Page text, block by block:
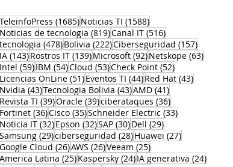
TeleinfoPress (1685)1685 entradas
Noticias TI (1588)1588 entradas
Noticias de tecnologia (819)819 entradas
Canal IT (516)516 entradas
tecnologia (478)478 entradas
Bolivia (222)222 entradas
Ciberseguridad (157)157
IA (143)143 entradas
Rostros IT (139)139 entradas
Microsoft (92)92 entradas
Netskope (63)63
Intel (59)59 entradas
IBM (54)54 entradas
Cloud (53)53 entradas
Check Point (52)52 entradas
Licencias OnLine (51)51 entradas
Eventos TI (44)44 entradas
Red Hat (43)43
Nvidia (43)43 entradas
Tecnologia Bolivia (43)43 entradas
AMD (41)41 entradas
Revista TI (39)39 entradas
Oracle (39)39 entradas
ciberataques (36)36 entradas
Fortinet (36)36 entradas
Cisco (35)35 entradas
Schneider Electric (33)33 entradas
Noticia IT (32)32 entradas
Epson (32)32 entradas
SAP (30)30 entradas
Dell (29)29 entradas
Samsung (29)29 entradas
ciberseguridad (28)28 entradas
Huawei (27)27 entradas
Google Cloud (26)26 entradas
AWS (26)26 entradas
Veeam (25)25 entradas
America Latina (25)25 entradas
Kaspersky (24)24 entradas
IA generativa (24)24